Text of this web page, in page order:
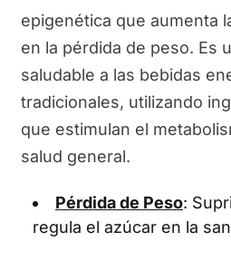
epigenética que aumenta
en la pérdida de peso. Es
saludable a las bebidas
tradicionales, utilizando
que estimulan el
salud general.
Pérdida de Peso:
regula el azúcar en la